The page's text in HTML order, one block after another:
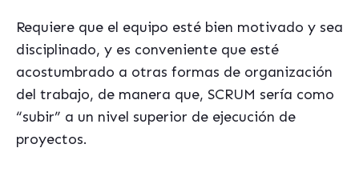
Requiere que el equipo esté bien motivado y sea
disciplinado, y es conveniente que esté
acostumbrado a otras formas de organización
del trabajo, de manera que, SCRUM sería como
“subir” a un nivel superior de ejecución de
proyectos.